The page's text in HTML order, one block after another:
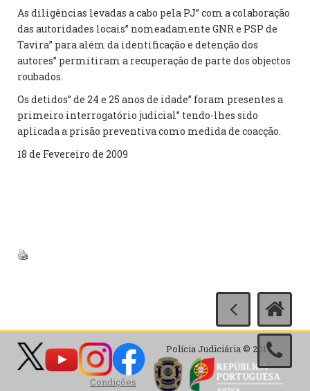
As diligências levadas a cabo pela PJ” com a colaboração
das autoridades locais” nomeadamente GNR e PSP de
Tavira” para além da identificação e detenção dos
autores” permitiram a recuperação de parte dos objectos
roubados.
Os detidos” de 24 e 25 anos de idade” foram presentes a
primeiro interrogatório judicial” tendo-lhes sido
aplicada a prisão preventiva como medida de coacção.
18 de Fevereiro de 2009
Polícia Judiciária © 2017
Condições